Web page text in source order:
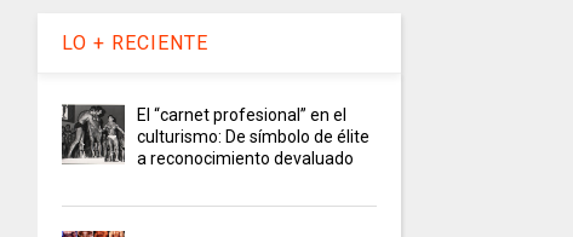
LO + RECIENTE
El “carnet profesional” en el
culturismo: De símbolo de élite
a reconocimiento devaluado